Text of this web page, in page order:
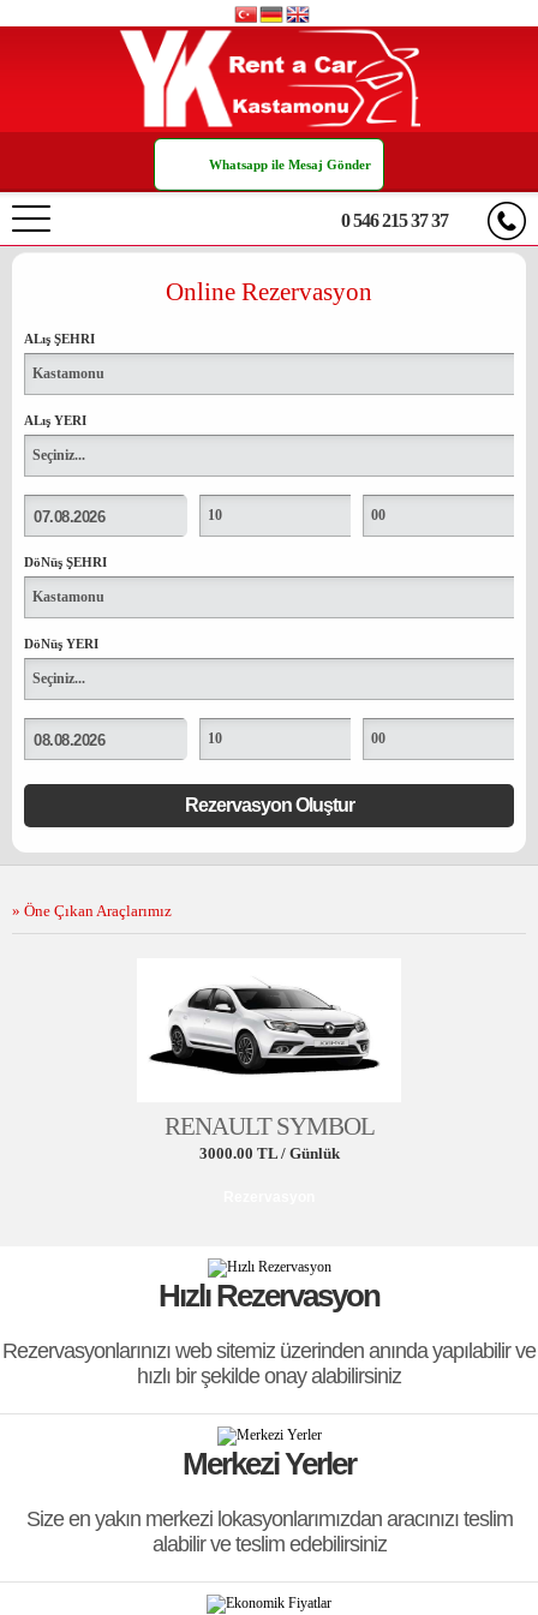
Whatsapp ile Mesaj Gönder
TRANSFER
FİLO KİRALAMA
0 546 215 37 37
Online Rezervasyon
ALış ŞEHRI
Kastamonu
ALış YERI
Seçiniz...
10 00
DöNüş ŞEHRI
Kastamonu
DöNüş YERI
Seçiniz...
10 00
» Öne Çıkan Araçlarımız
RENAULT SYMBOL
3000.00 TL / Günlük
FIAT DOBLO
3000.00 TL / Günlük
Hızlı Rezervasyon
Rezervasyonlarınızı web sitemiz üzerinden anında yapılabilir ve
hızlı bir şekilde onay alabilirsiniz
Merkezi Yerler
Size en yakın merkezi lokasyonlarımızdan aracınızı teslim
alabilir ve teslim edebilirsiniz